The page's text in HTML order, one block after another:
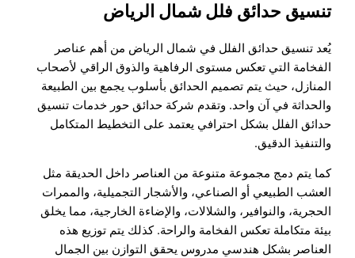
تنسيق حدائق فلل شمال الرياض
يُعد تنسيق حدائق الفلل في شمال الرياض من أهم عناصر
الفخامة التي تعكس مستوى الرفاهية والذوق الراقي لأصحاب
المنازل، حيث يتم تصميم الحدائق بأسلوب يجمع بين الطبيعة
والحداثة في آن واحد. وتقدم شركة حدائق حور خدمات تنسيق
حدائق الفلل بشكل احترافي يعتمد على التخطيط المتكامل
والتنفيذ الدقيق.
كما يتم دمج مجموعة متنوعة من العناصر داخل الحديقة مثل
العشب الطبيعي أو الصناعي، والأشجار التجميلية، والممرات
الحجرية، والنوافير، والشلالات، والإضاءة الخارجية، مما يخلق
بيئة متكاملة تعكس الفخامة والراحة. كذلك يتم توزيع هذه
العناصر بشكل هندسي مدروس يحقق التوازن بين الجمال